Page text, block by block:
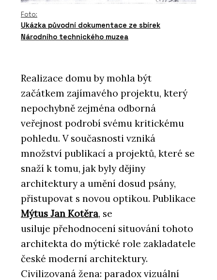
Foto:
Ukázka původní dokumentace ze sbírek
Národního technického muzea
Realizace domu by mohla být
začátkem zajímavého projektu, který
nepochybně zejména odborná
veřejnost podrobí svému kritickému
pohledu. V současnosti vzniká
množství publikací a projektů, které se
snaží k tomu, jak byly dějiny
architektury a umění dosud psány,
přistupovat s novou optikou. Publikace
Mýtus Jan Kotěra, se
usiluje přehodnocení situování tohoto
architekta do mýtické role zakladatele
české moderní architektury.
Civilizovaná žena: paradox vizuální